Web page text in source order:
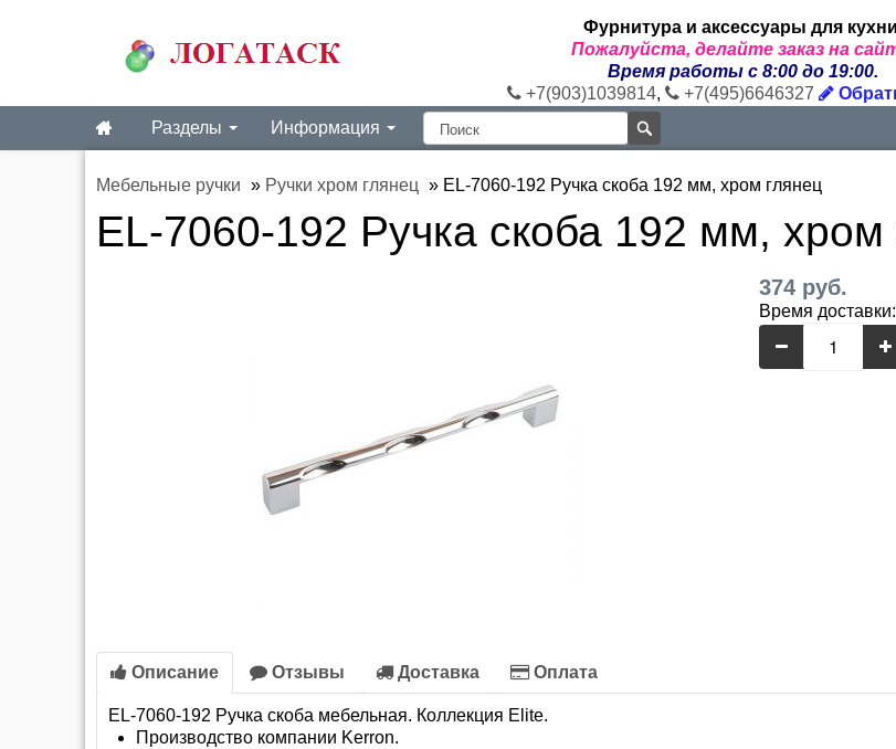
Фурнитура и аксессуары для
Пожалуйста, делайте заказ на
Время работы с 8:00 до 19:00.
+7(903)1039814, +7(495)6646327
Разделы
Информация
Мебельные ручки » Ручки хром глянец » EL-7060-192 Ручка скоба 192 мм, хром глянец
EL-7060-192 Ручка скоба 192 мм, хром
374 руб.
Время
Описание Отзывы Доставка Оплата
EL-7060-192 Ручка скоба мебельная. Коллекция Elite.
Производство компании Kerron.